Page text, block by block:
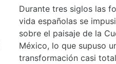
Durante tres siglos las
vida españolas se
sobre el paisaje de la
México, lo que supuso
transformación casi